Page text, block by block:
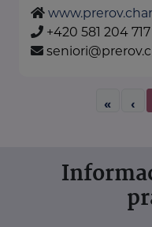
+420 581 204 717
« ‹